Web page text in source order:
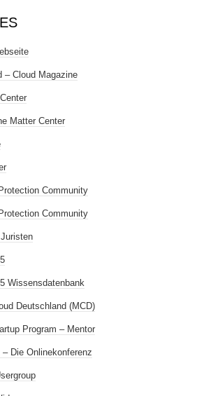
– Cloud Magazine
Matter Center
Community
Community
Wissensdatenbank
Deutschland (MCD)
Program – Mentor
Die Onlinekonferenz